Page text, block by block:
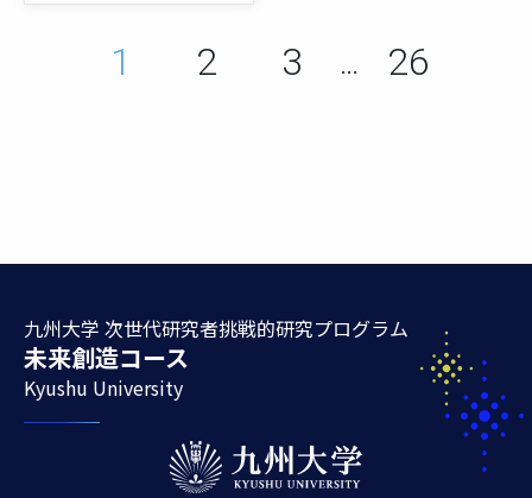
ペー
1 ペ
ー
2 ペ
ー
3 … ペ
ー
26
九州大学 次世代研究者挑戦的研究プログラム
未来創造コース
Kyushu University